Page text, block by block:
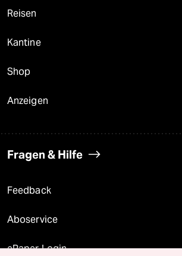
Reisen
Kantine
Shop
Anzeigen
Fragen & Hilfe
Feedback
Aboservice
ePaper Login